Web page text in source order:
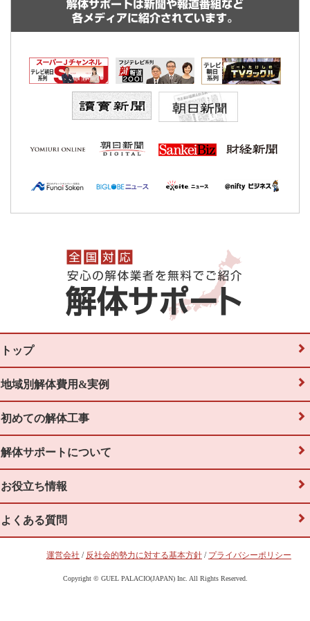
解体サポートは新聞や報道番組など
各メディアに紹介されています。
トップ
地域別解体費用&実例
初めての解体工事
解体サポートについて
お役立ち情報
よくある質問
運営会社 / 反社会的勢力に対する基本方針 / プライバシーポリシー
Copyright © GUEL PALACIO(JAPAN) Inc. All Rights Reserved.